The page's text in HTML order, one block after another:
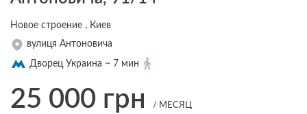
Новое строение , Киев
вулиця Антоновича
Дворец Украина ~ 7 мин
25 000 грн / МЕСЯЦ